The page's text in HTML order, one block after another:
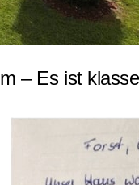
– Es ist